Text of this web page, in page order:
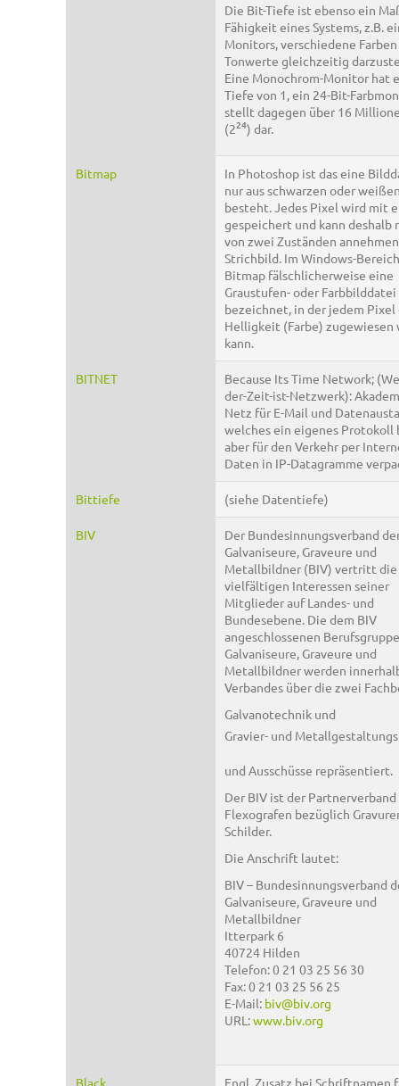
Die Bit-Tiefe ist ebenso ein
Fähigkeit eines Systems, z.B.
Monitors, verschiedene
Tonwerte gleichzeitig
Eine Monochrom-Monitor hat
Tiefe von 1, ein 24-Bit-
stellt dagegen über 16
(224) dar.
Bitmap
In Photoshop ist das eine
nur aus schwarzen oder
besteht. Jedes Pixel wird mit
gespeichert und kann deshalb
von zwei Zuständen
Strichbild. Im Windows-
Bitmap fälschlicherweise eine
Graustufen- oder Farbbilddatei
bezeichnet, in der jedem Pixel
Helligkeit (Farbe) zugewiesen
kann.
BITNET
Because Its Time Network;
der-Zeit-ist-Netzwerk):
Netz für E-Mail und
welches ein eigenes Protokoll
aber für den Verkehr per
Daten in IP-Datagramme
Bittiefe (siehe Datentiefe)
BIV
Der Bundesinnungsverband
Galvaniseure, Graveure und
Metallbildner (BIV) vertritt die
vielfältigen Interessen seiner
Mitglieder auf Landes- und
Bundesebene. Die dem BIV
angeschlossenen
Galvaniseure, Graveure und
Metallbildner werden
Verbandes über die zwei
Galvanotechnik und
Gravier- und
und Ausschüsse repräsentiert.
Der BIV ist der
Flexografen bezüglich
Schilder.
Die Anschrift lautet:
BIV – Bundesinnungsverband
Galvaniseure, Graveure und
Metallbildner
Itterpark 6
40724 Hilden
Telefon: 0 21 03 25 56 30
Fax: 0 21 03 25 56 25
E-Mail: biv@biv.org
URL:www.biv.org